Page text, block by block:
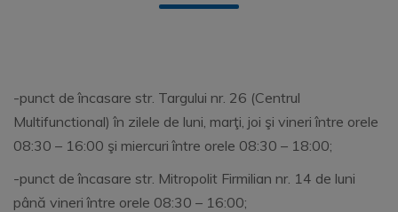
-punct de încasare str. Targului nr. 26 (Centrul
Multifunctional) în zilele de luni, marţi, joi şi vineri între orele
08:30 – 16:00 şi miercuri între orele 08:30 – 18:00;
-punct de încasare str. Mitropolit Firmilian nr. 14 de luni
până vineri între orele 08:30 – 16:00;